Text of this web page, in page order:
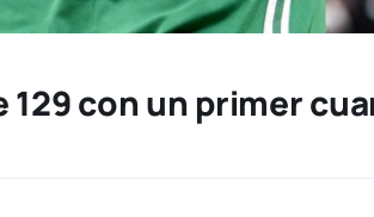
con un primer